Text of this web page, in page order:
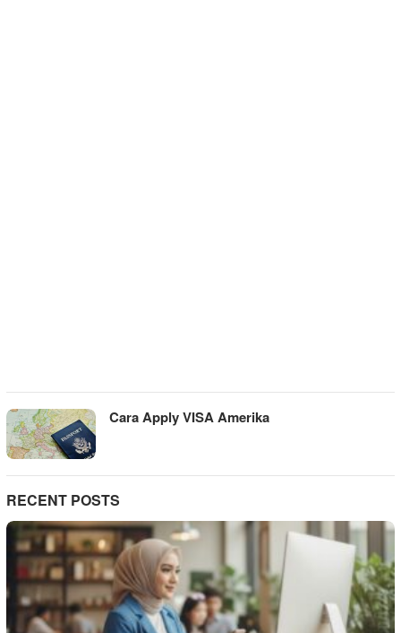
Cara Apply VISA Amerika
RECENT POSTS